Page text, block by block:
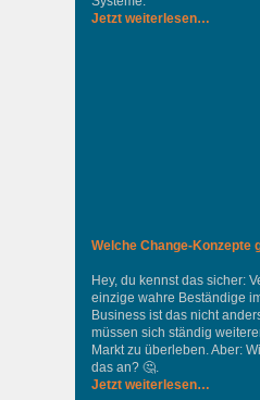
Jetzt weiterlesen…
Welche Change-Konzepte
Hey, du kennst das sicher:
einzige wahre Beständige
Business ist das nicht
müssen sich ständig
Markt zu überleben. Aber:
das an? 🤔.
Jetzt weiterlesen…